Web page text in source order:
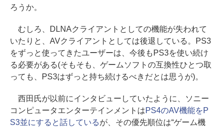
ろうか。
むしろ、DLNAクライアントとしての機能が失われて
いたりと、AVクライアントとしては後退している。PS3
をずっと使ってきたユーザーは、今後もPS3を使い続け
る必要がある(そもそも、ゲームソフトの互換性ひとつ取
っても、PS3はずっと持ち続けるべきだとは思うが)。
西田氏が以前にインタビューしていたように、ソニー
コンピュータエンターテインメントはPS4のAV機能をP
S3並にすると話しているが、その優先順位は“ゲーム機